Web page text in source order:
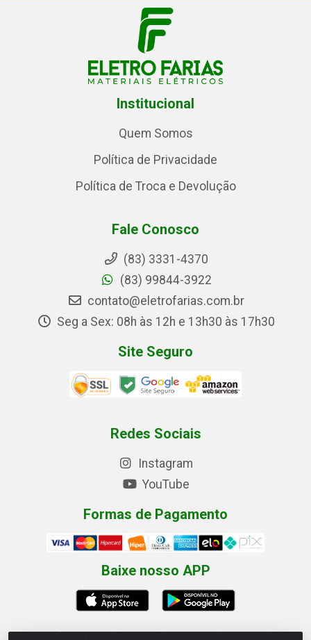
Institucional
Quem Somos
Política de Privacidade
Política de Troca e Devolução
Fale Conosco
(83) 3331-4370
(83) 99844-3922
contato@eletrofarias.com.br
Seg a Sex: 08h às 12h e 13h30 às 17h30
Site Seguro
Redes Sociais
Instagram
YouTube
Formas de Pagamento
Baixe nosso APP